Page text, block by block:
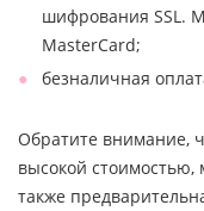
шифрования SSL.
MasterCard;
безналичная
Обратите внимание,
высокой
также